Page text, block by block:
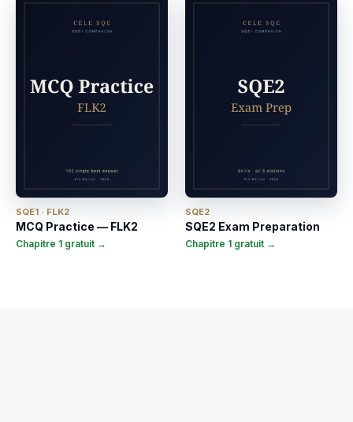
SQE1 · FLK2
MCQ Practice — FLK2
Chapitre 1 gratuit →
SQE2
SQE2 Exam Preparation
Chapitre 1 gratuit →